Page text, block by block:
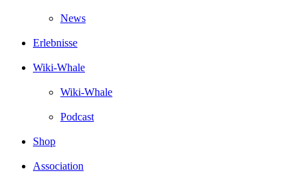
News
Erlebnisse
Wiki-Whale
Wiki-Whale
Podcast
Shop
Association